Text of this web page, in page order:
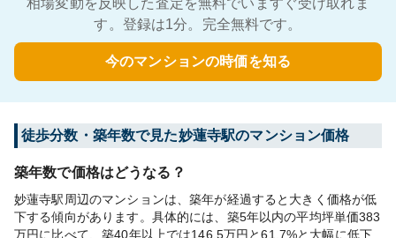
相場変動を反映した査定を無料でいますぐ受け取れま
す。登録は1分。完全無料です。
今のマンションの時価を知る
徒歩分数・築年数で見た妙蓮寺駅のマンション価格
築年数で価格はどうなる？
妙蓮寺駅周辺のマンションは、築年が経過すると大きく価格が低
下する傾向があります。具体的には、築5年以内の平均坪単価383
万円に比べて、築40年以上では146.5万円と61.7%と大幅に低下